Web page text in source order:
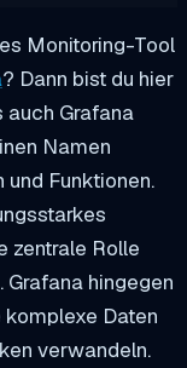
Monitoring-Tool
? Dann bist du hier
auch Grafana
Namen
Funktionen.
zentrale Rolle
hingegen
Daten
verwandeln.